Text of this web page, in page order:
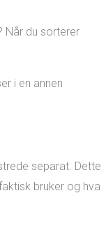
Når du sorterer
i en annen
separat. Dette
bruker og hva